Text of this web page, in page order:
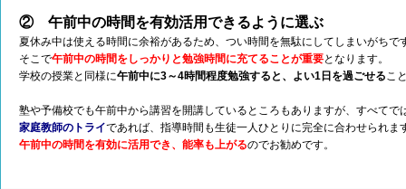
② 午前中の時間を有効活用できるように選ぶ
夏休み中は使える時間に余裕があるため、つい時間を無駄にしてしまいがちで
そこで午前中の時間をしっかりと勉強時間に充てることが重要となります。
学校の授業と同様に午前中に3～4時間程度勉強すると、よい1日を過ごせるこ
塾や予備校でも午前中から講習を開講しているところもありますが、すべてで
家庭教師のトライであれば、指導時間も生徒一人ひとりに完全に合わせられま
午前中の時間を有効に活用でき、能率も上がるのでお勧めです。